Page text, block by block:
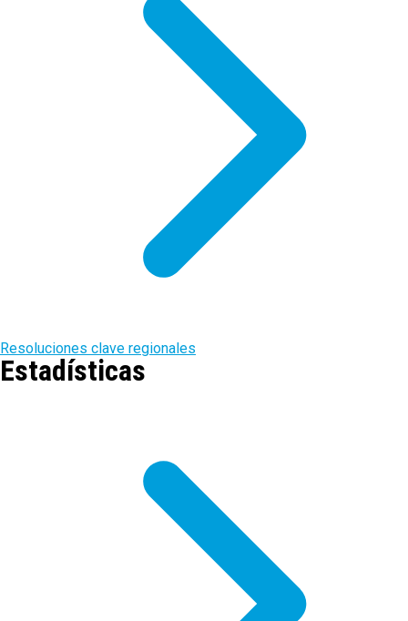
Resoluciones clave regionales
Estadísticas